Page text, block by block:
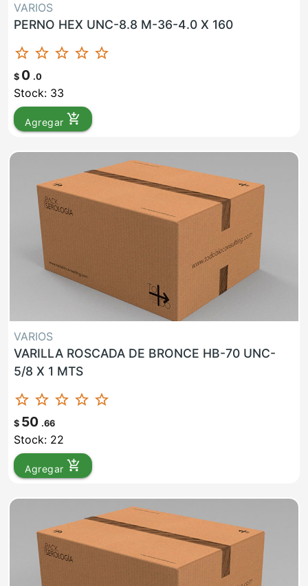
VARIOS
PERNO HEX UNC-8.8 M-36-4.0 X 160
star_border star_border star_border star_border star_border
$ 0 .0
Stock: 33
Agregar add_shopping_cart
VARIOS
VARILLA ROSCADA DE BRONCE HB-70 UNC-
5/8 X 1 MTS
star_border star_border star_border star_border star_border
$ 50 .66
Stock: 22
Agregar add_shopping_cart